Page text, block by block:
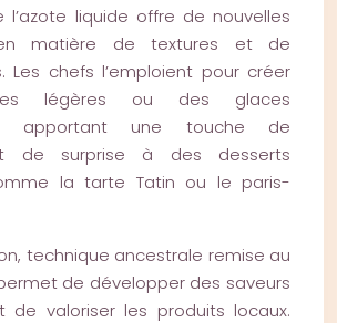
l’azote liquide offre de nouvelles
matière de textures et de
Les chefs l’emploient pour créer
légères ou des glaces
apportant une touche de
de surprise à des desserts
la tarte Tatin ou le paris-
technique ancestrale remise au
de développer des saveurs
de valoriser les produits locaux.